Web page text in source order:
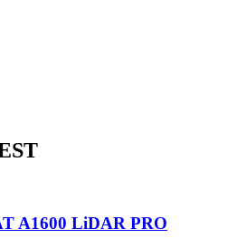
A1600 LiDAR PRO